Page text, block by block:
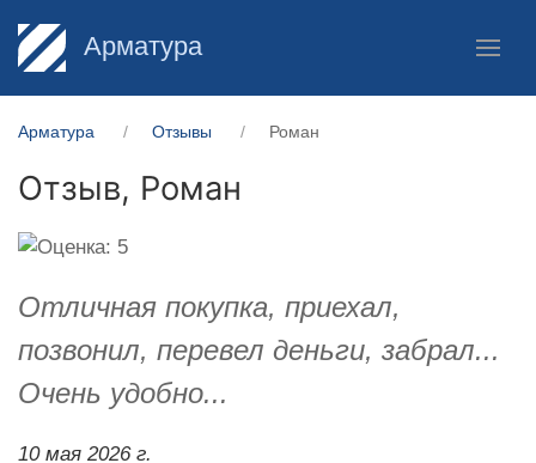
Арматура
Арматура Отзывы Роман
Отзыв, Роман
Отличная покупка, приехал,
позвонил, перевел деньги, забрал...
Очень удобно...
10 мая 2026 г.